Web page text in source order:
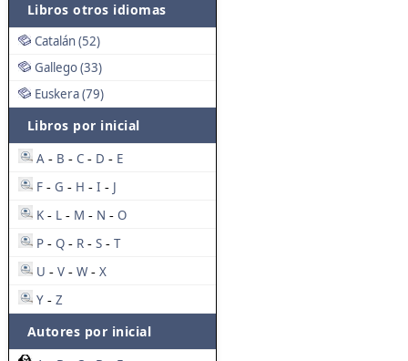
Libros otros idiomas
Catalán (52)
Gallego (33)
Euskera (79)
Libros por inicial
A - B - C - D - E
F - G - H - I - J
K - L - M - N - O
P - Q - R - S - T
U - V - W - X
Y - Z
Autores por inicial